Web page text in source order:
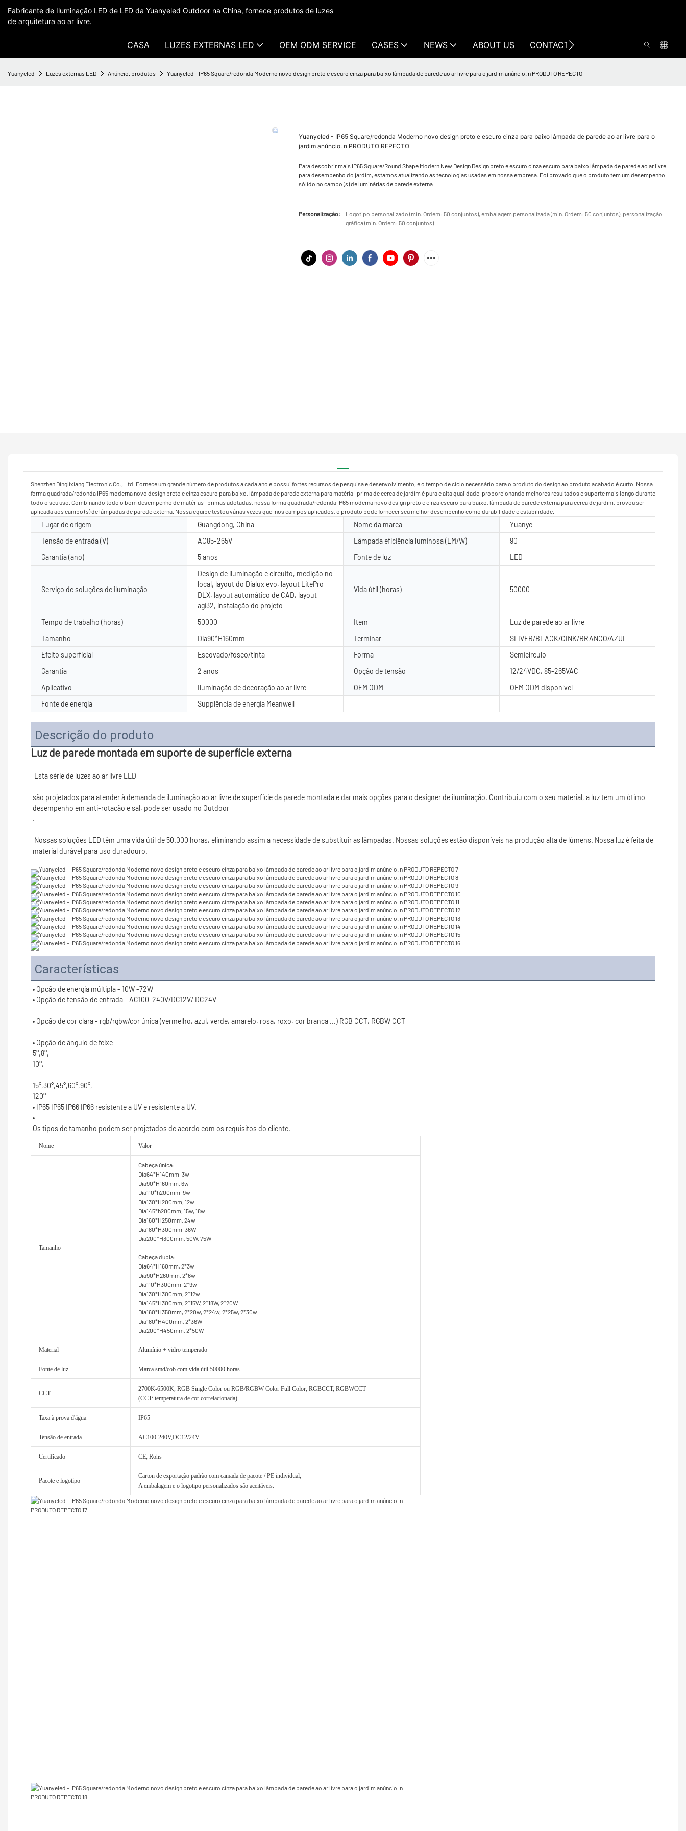
Fabricante de Iluminação LED de LED da Yuanyeled Outdoor na China, fornece produtos de luzes
de arquitetura ao ar livre.
CASA LUZES EXTERNAS LED OEM ODM SERVICE CASES NEWS ABOUT US CONTACT US
Yuanyeled Luzes externas LED Anúncio. produtos Yuanyeled - IP65 Square/redonda Moderno novo design preto e escuro cinza para baixo lâmpada de parede ao ar livre para o jardim anúncio. n PRODUTO REPECTO
Yuanyeled - IP65 Square/redonda Moderno novo design preto e escuro cinza para baixo lâmpada de parede ao ar livre para o
jardim anúncio. n PRODUTO REPECTO
Para descobrir mais IP65 Square/Round Shape Modern New Design Design preto e escuro cinza escuro para baixo lâmpada de parede ao ar livre
para desempenho do jardim, estamos atualizando as tecnologias usadas em nossa empresa. Foi provado que o produto tem um desempenho
sólido no campo (s) de luminárias de parede externa
Personalização:
Logotipo personalizado (min. Ordem: 50 conjuntos), embalagem personalizada (min. Ordem: 50 conjuntos), personalização
gráfica (min. Ordem: 50 conjuntos)
Shenzhen Dinglixiang Electronic Co., Ltd. Fornece um grande número de produtos a cada ano e possui fortes recursos de pesquisa e desenvolvimento, e o tempo de ciclo necessário para o produto do design ao produto acabado é curto. Nossa
forma quadrada/redonda IP65 moderna novo design preto e cinza escuro para baixo, lâmpada de parede externa para matéria -prima de cerca de jardim é pura e alta qualidade, proporcionando melhores resultados e suporte mais longo durante
todo o seu uso. Combinando todo o bom desempenho de matérias -primas adotadas, nossa forma quadrada/redonda IP65 moderna novo design preto e cinza escuro para baixo, lâmpada de parede externa para cerca de jardim, provou ser
aplicada aos campo (s) de lâmpadas de parede externa. Nossa equipe testou várias vezes que, nos campos aplicados, o produto pode fornecer seu melhor desempenho como durabilidade e estabilidade.
Lugar de origem Guangdong, China Nome da marca
Yuanye
Tensão de entrada (V)
AC85-265V Lâmpada eficiência luminosa (LM/W)
90
Garantia (ano)
5 anos Fonte de luz LED
Serviço de soluções de iluminação
Design de iluminação e circuito, medição no
local, layout do Dialux evo, layout LitePro
DLX, layout automático de CAD, layout
agi32, instalação do projeto
Vida útil (horas) 50000
Tempo de trabalho (horas) 50000 Item
Luz de parede ao ar livre
Tamanho
Dia90*H160mm Terminar
SLIVER/BLACK/CINK/BRANCO/AZUL
Efeito superficial
Escovado/fosco/tinta Forma
Semicírculo
Garantia
2 anos Opção de tensão
12/24VDC, 85-265VAC
Aplicativo
Iluminação de decoração ao ar livre OEM ODM
OEM ODM disponível
Fonte de energia
Supplência de energia Meanwell
Descrição do produto
Luz de parede montada em suporte de superfície externa
são projetados para atender à demanda de iluminação ao ar livre de superfície da parede montada e dar mais opções para o designer de iluminação. Contribuiu com o seu material, a luz tem um ótimo
Características
120°
Nome Valor
Tamanho
Cabeça única:
Dia64*H140mm, 3w
Dia90*H160mm, 6w
Dia110*h200mm, 9w
Dia130*H200mm, 12w
Dia145*h200mm, 15w, 18w
Dia160*H250mm, 24w
Dia180*H300mm, 36W
Dia200*H300mm, 50W, 75W
Cabeça dupla:
Dia64*H160mm, 2*3w
Dia90*H260mm, 2*6w
Dia110*H300mm, 2*9w
Dia130*H300mm, 2*12w
Dia145*H300mm, 2*15W, 2*18W, 2*20W
Dia160*H350mm, 2*20w, 2*24w, 2*25w, 2*30w
Dia180*H400mm, 2*36W
Dia200*H450mm, 2*50W
Material Alumínio + vidro temperado
Fonte de luz Marca smd/cob com vida útil 50000 horas
CCT
2700K-6500K, RGB Single Color ou RGB/RGBW Color Full Color, RGBCCT, RGBWCCT
(CCT: temperatura de cor correlacionada)
Taxa à prova d'água IP65
Tensão de entrada AC100-240V,DC12/24V
Certificado CE, Rohs
Pacote e logotipo
Carton de exportação padrão com camada de pacote / PE individual;
A embalagem e o logotipo personalizados são aceitáveis.